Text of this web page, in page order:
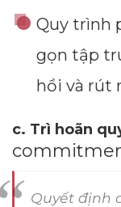
Quy trình
gọn tập
hồi và rút
c. Trì hoãn
Quyết định